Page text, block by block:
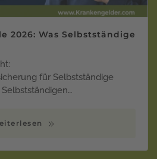
2026: Was Selbstständige
für Selbstständige